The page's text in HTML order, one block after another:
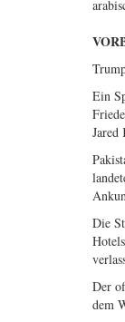
Ein
Jared
Die
Der
dem